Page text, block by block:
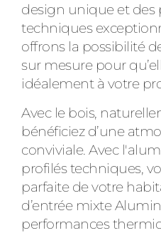
design unique et des
techniques
offrons la possibilité
sur mesure pour
idéalement à votre
Avec le bois,
bénéficiez d’une
conviviale. Avec
profilés techniques,
parfaite de votre
d’entrée mixte
performances